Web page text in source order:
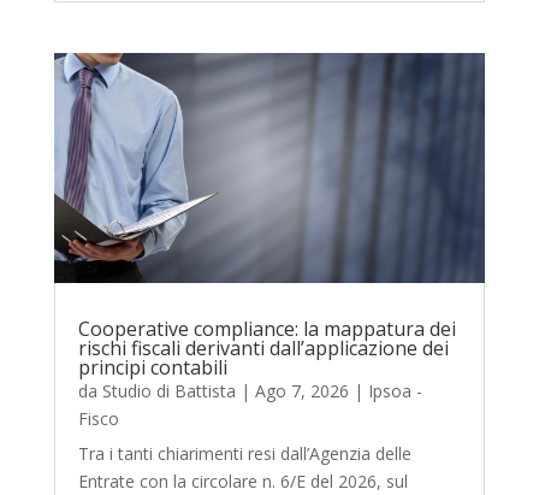
Cooperative compliance: la mappatura dei
rischi fiscali derivanti dall’applicazione dei
principi contabili
da Studio di Battista | Ago 7, 2026 | Ipsoa -
Fisco
Tra i tanti chiarimenti resi dall’Agenzia delle
Entrate con la circolare n. 6/E del 2026, sul